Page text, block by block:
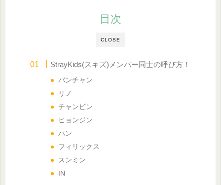
CLOSE
目次
StrayKids(スキズ)メンバー同士の呼び方！
バンチャン
リノ
チャンビン
ヒョンジン
ハン
フィリックス
スンミン
IN